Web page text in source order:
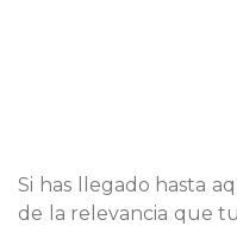
Si has llegado hasta
de la relevancia que